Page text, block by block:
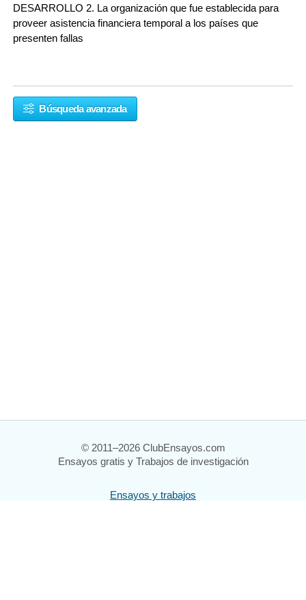
DESARROLLO 2. La organización que fue establecida para
proveer asistencia financiera temporal a los países que
presenten fallas
Búsqueda avanzada
© 2011–2026 ClubEnsayos.com
Ensayos gratis y Trabajos de investigación
Ensayos y trabajos